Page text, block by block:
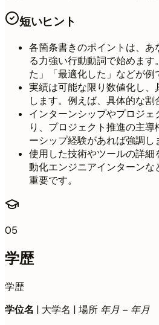
短いヒント
各箇条書きのポイントは、あ
る力強い行動動詞で始めま
た」「最適化した」などが例
実績は可能な限り数値化し
します。例えば、具体的な割
インターンシップやプロジェ
り、プロジェクト推進の主
ーシップ経験があれば強調し
使用した技術やツールの詳細
動化エンジニアインターン
重要です。
05
学歴
学歴
学位名 | 大学名 | 場所 年月 – 年月